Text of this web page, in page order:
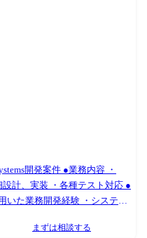
が、実際にやってみるとロー
きるが、それに加えて今まで
知識の習得を楽しめる！(30代
必要な工程に時間を割けるよ
ったシステムがたくさんあ
でみたときに、世界ではポピ
ソリューションがたくさんあ
の、認知度の低いツールもた
ソリューションやツールの導
●「世界基準で通用するエンジ
への実装 ●業務プロセスの可視
コードツールを活用し、いか
連携および環境構築 構築した
客企業のセキュアな自社環境
解決起点で行う要件定義およ
があり、どうAIやローコードで
から主体となってシステム設
リーコンサルティングになり
全ての業務
計、実装 ・各種テスト対応 ●
いた業務開発経験 ・システム
Reactive Developer以
まずは相談する